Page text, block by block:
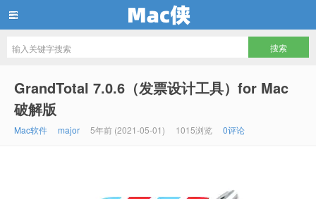
GrandTotal 7.0.6（发票设计工具）for Mac
破解版
Mac软件 major 5年前 (2021-05-01) 1015浏览 0评论